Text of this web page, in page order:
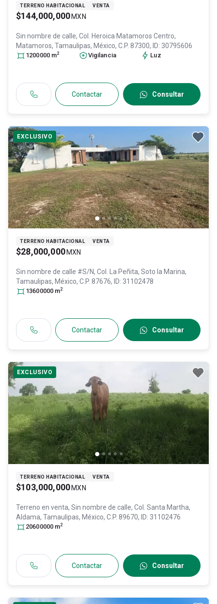
TERRENO HABITACIONAL VENTA
$144,000,000 MXN
Sin nombre de calle, Col. Heroica Matamoros Centro,
Matamoros, Tamaulipas, México, C.P. 87300, ID: 30795606
1200000 m2 Vigilancia Luz
Contactar Consultar
EXCLUSIVO
TERRENO HABITACIONAL VENTA
$28,000,000 MXN
Sin nombre de calle #S/N, Col. La Peñita, Soto la Marina,
Tamaulipas, México, C.P. 87676, ID: 31102478
13600000 m2
Contactar Consultar
EXCLUSIVO
TERRENO HABITACIONAL VENTA
$103,000,000 MXN
Terreno en venta, Sin nombre de calle, Col. Santa Martha,
Aldama, Tamaulipas, México, C.P. 89670, ID: 31102476
20600000 m2
Contactar Consultar